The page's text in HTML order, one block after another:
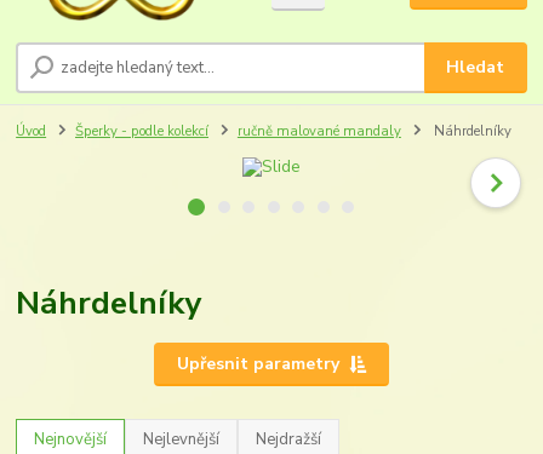
Hledat
Úvod Šperky - podle kolekcí ručně malované mandaly Náhrdelníky
Náhrdelníky
Upřesnit parametry
Nejnovější Nejlevnější Nejdražší